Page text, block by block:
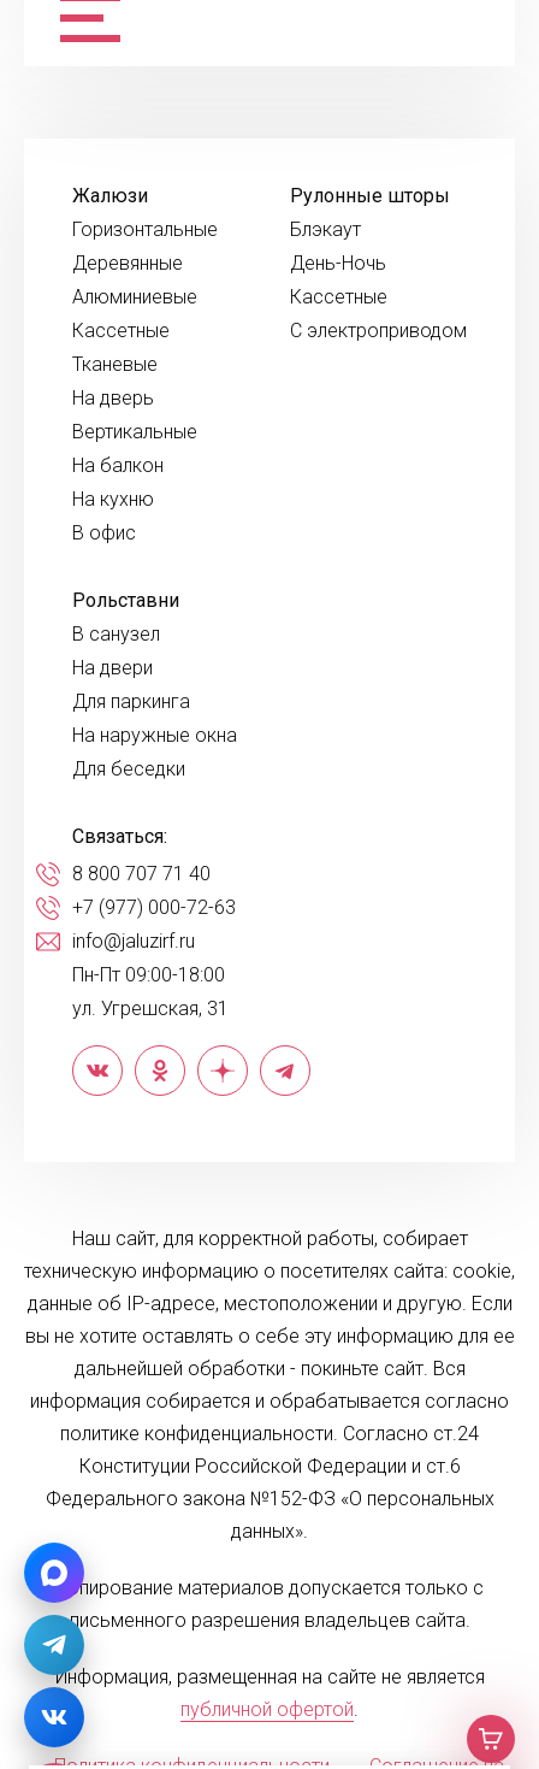
Жалюзи
Горизонтальные
Деревянные
Алюминиевые
Кассетные
Тканевые
На дверь
Вертикальные
На балкон
На кухню
В офис
Рулонные шторы
Блэкаут
День-Ночь
Кассетные
С электроприводом
Рольставни
В санузел
На двери
Для паркинга
На наружные окна
Для беседки
Связаться:
8 800 707 71 40
+7 (977) 000-72-63
info@jaluzirf.ru
Пн-Пт 09:00-18:00
ул. Угрешская, 31
Наш сайт, для корректной работы, собирает
техническую информацию о посетителях сайта: cookie,
данные об IP-адресе, местоположении и другую. Если
вы не хотите оставлять о себе эту информацию для ее
дальнейшей обработки - покиньте сайт. Вся
информация собирается и обрабатывается согласно
политике конфиденциальности. Согласно ст.24
Конституции Российской Федерации и ст.6
Федерального закона №152-ФЗ «О персональных
данных».
Копирование материалов допускается только с
письменного разрешения владельцев сайта.
Информация, размещенная на сайте не является
публичной офертой.